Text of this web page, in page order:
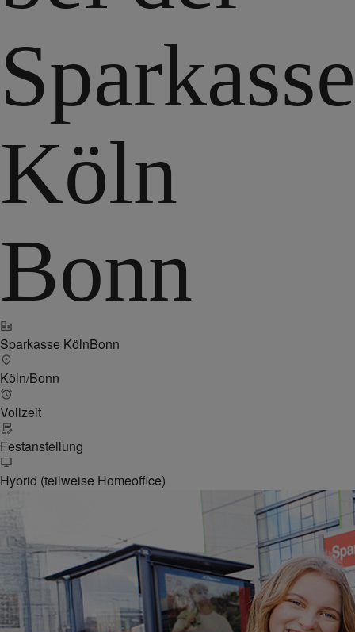
Sparkasse
Köln
Bonn
Sparkasse KölnBonn
Köln/Bonn
Vollzeit
Festanstellung
Hybrid (teilweise Homeoffice)